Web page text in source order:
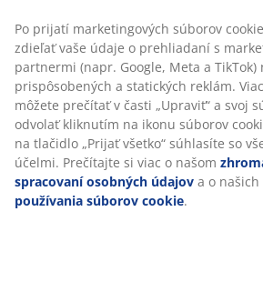
Špecifikácie
Hodnotenia
(36)
Po prijatí marketingových súborov
zdieľať vaše údaje o prehliadaní s
partnermi (napr. Google, Meta a TikTok)
prispôsobených a statických reklám.
môžete prečítať v časti „Upraviť“ a svoj
odvolať kliknutím na ikonu súborov
na tlačidlo „Prijať všetko“ súhlasíte so
účelmi. Prečítajte si viac o našom
spracovaní osobných údajov a o našich
používania súborov cookie.